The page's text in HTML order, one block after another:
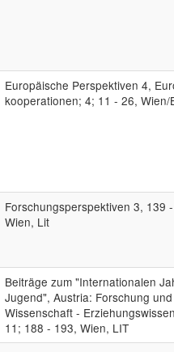
Europäische Perspektiven 4,
kooperationen; 4; 11 - 26, Wien/
Forschungsperspektiven 3, 139
Wien, Lit
Beiträge zum "Internationalen
Jugend", Austria: Forschung und
Wissenschaft -
11; 188 - 193, Wien, LIT